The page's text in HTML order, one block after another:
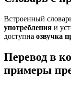
Встроенный
употребления и
доступна озвучка
Перевод в
примеры